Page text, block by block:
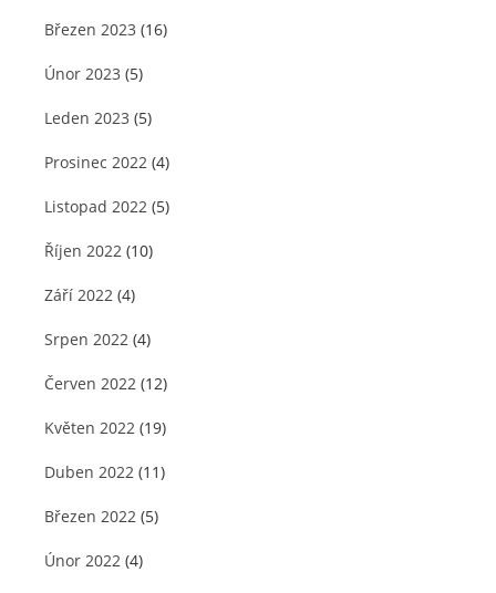
Březen 2023 (16)
Únor 2023 (5)
Leden 2023 (5)
Prosinec 2022 (4)
Listopad 2022 (5)
Říjen 2022 (10)
Září 2022 (4)
Srpen 2022 (4)
Červen 2022 (12)
Květen 2022 (19)
Duben 2022 (11)
Březen 2022 (5)
Únor 2022 (4)